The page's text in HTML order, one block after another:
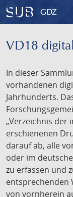
GDZ
VD18 digital
In dieser
vorhandenen
Jahrhunderts.
„Verzeichnis der
erschienenen
darauf ab, alle
oder im
zu erfassen und
entsprechenden
von vornherein